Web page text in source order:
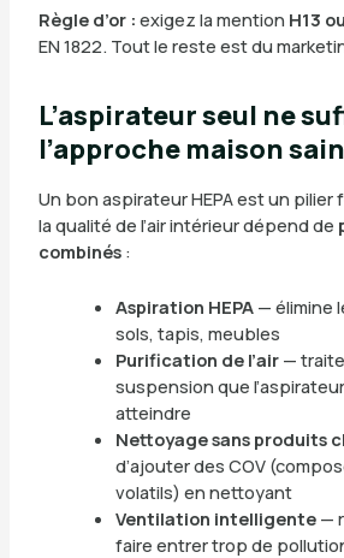
Règle d’or : exigez la mention H13
EN 1822. Tout le reste est du
L’aspirateur seul ne
l’approche maison
Un bon aspirateur HEPA est un pilier
la qualité de l’air intérieur dépend de
combinés:
Aspiration HEPA— élimine
sols, tapis, meubles
Purification de l’air— traite
suspension que
atteindre
Nettoyage sans produits
d’ajouter des COV
volatils) en nettoyant
Ventilation intelligente—
faire entrer trop de